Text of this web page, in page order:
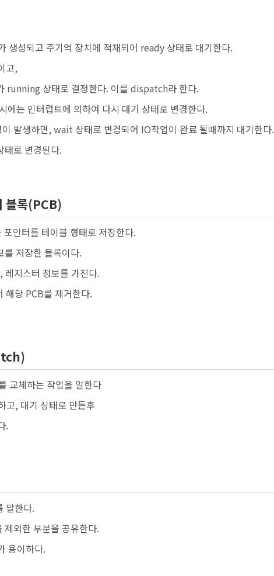
생성되고 주기억 장치에 적재되어 ready 상태로 대기한다.
고,
running 상태로 결정한다. 이를 dispatch라 한다.
는 인터럽트에 의하여 다시 대기 상태로 변경한다.
발생하면, wait 상태로 변경되어 IO작업이 완료 될때까지 대기한다.
로 변경된다.
블록(PCB)
인터를 테이블 형태로 저장한다.
저장한 블록이다.
지스터 정보를 가진다.
해당 PCB를 제거한다.
교체하는 작업을 말한다
고, 대기 상태로 만든후
.
말한다.
외한 부분을 공유한다.
용이하다.